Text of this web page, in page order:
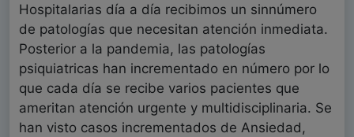
Hospitalarias día a día recibimos un sinnúmero
de patologías que necesitan atención inmediata.
Posterior a la pandemia, las patologías
psiquiatricas han incrementado en número por lo
que cada día se recibe varios pacientes que
ameritan atención urgente y multidisciplinaria. Se
han visto casos incrementados de Ansiedad,